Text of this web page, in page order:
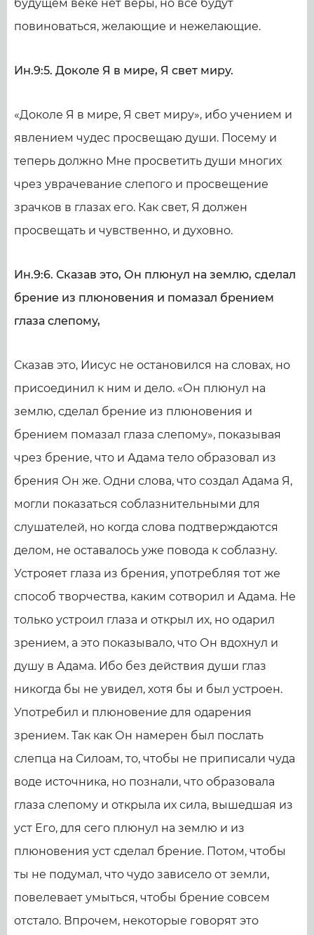
будущем веке нет веры, но все будут
повиноваться, желающие и нежелающие.
Ин.9:5. Доколе Я в мире, Я свет миру.
«Доколе Я в мире, Я свет миру», ибо учением и
явлением чудес просвещаю души. Посему и
теперь должно Мне просветить души многих
чрез уврачевание слепого и просвещение
зрачков в глазах его. Как свет, Я должен
просвещать и чувственно, и духовно.
Ин.9:6. Сказав это, Он плюнул на землю, сделал
брение из плюновения и помазал брением
глаза слепому,
Сказав это, Иисус не остановился на словах, но
присоединил к ним и дело. «Он плюнул на
землю, сделал брение из плюновения и
брением помазал глаза слепому», показывая
чрез брение, что и Адама тело образовал из
брения Он же. Одни слова, что создал Адама Я,
могли показаться соблазнительными для
слушателей, но когда слова подтверждаются
делом, не оставалось уже повода к соблазну.
Устрояет глаза из брения, употребляя тот же
способ творчества, каким сотворил и Адама. Не
только устроил глаза и открыл их, но одарил
зрением, а это показывало, что Он вдохнул и
душу в Адама. Ибо без действия души глаз
никогда бы не увидел, хотя бы и был устроен.
Употребил и плюновение для одарения
зрением. Так как Он намерен был послать
слепца на Силоам, то, чтобы не приписали чуда
воде источника, но познали, что образовала
глаза слепому и открыла их сила, вышедшая из
уст Его, для сего плюнул на землю и из
плюновения уст сделал брение. Потом, чтобы
ты не подумал, что чудо зависело от земли,
повелевает умыться, чтобы брение совсем
отстало. Впрочем, некоторые говорят это